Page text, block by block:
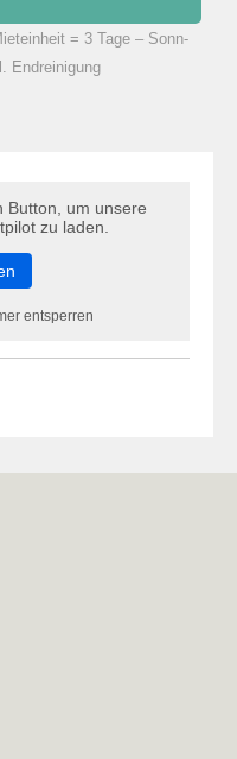
= 3 Tage – Sonn-
Endreinigung
Button, um unsere
zu laden.
entsperren